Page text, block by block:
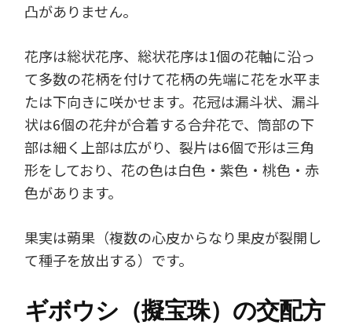
凸がありません。
花序は総状花序、総状花序は1個の花軸に沿っ
て多数の花柄を付けて花柄の先端に花を水平ま
たは下向きに咲かせます。花冠は漏斗状、漏斗
状は6個の花弁が合着する合弁花で、筒部の下
部は細く上部は広がり、裂片は6個で形は三角
形をしており、花の色は白色・紫色・桃色・赤
色があります。
果実は蒴果（複数の心皮からなり果皮が裂開し
て種子を放出する）です。
ギボウシ（擬宝珠）の交配方